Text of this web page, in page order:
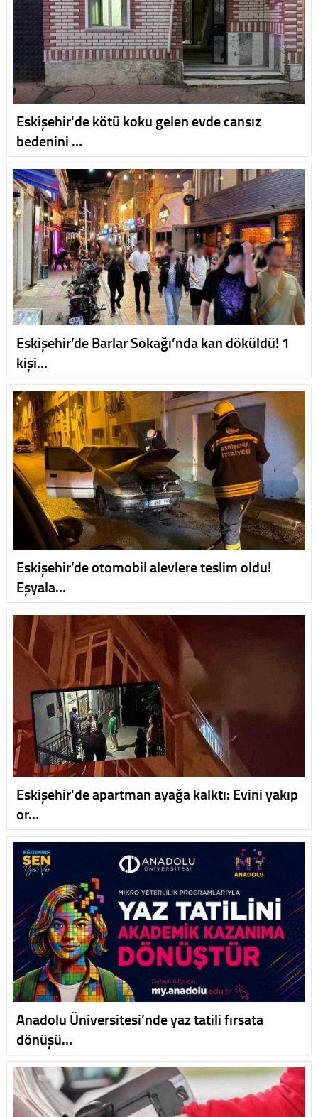
Eskişehir'de kötü koku gelen evde cansız
bedenini …
Eskişehir’de Barlar Sokağı’nda kan döküldü! 1
kişi…
Eskişehir’de otomobil alevlere teslim oldu!
Eşyala…
Eskişehir'de apartman ayağa kalktı: Evini yakıp
or…
Anadolu Üniversitesi’nde yaz tatili fırsata
dönüşü…